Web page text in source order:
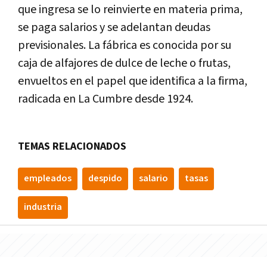
que ingresa se lo reinvierte en materia prima,
se paga salarios y se adelantan deudas
previsionales. La fábrica es conocida por su
caja de alfajores de dulce de leche o frutas,
envueltos en el papel que identifica a la firma,
radicada en La Cumbre desde 1924.
TEMAS RELACIONADOS
empleados despido salario tasas
industria